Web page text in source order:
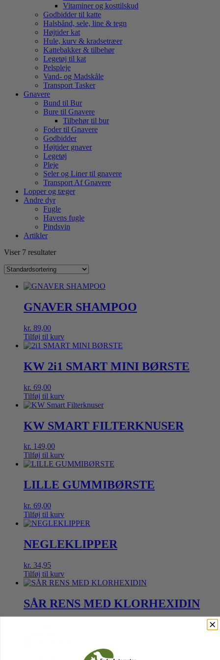
Vitaminer og kosttilskud
Godbidder til katte
Halsbånd, sele, line & tegn
Højtider kat
Hule, kurv & kradsetræer
Kattebakker & tilbehør
Legetøj til kat
Pelspleje
Vand- og Madskåle
Transport Tasker
Gnavere
Bund til Bur
Bure til Gnavere
Tilbehør til bur
Foder til Gnavere
Godbidder
Højtider gnaver
Legetøj
Pleje
Seler og Liner til gnavere
Transport Af Gnavere
Lopper og tæger
Andre dyr
Fugle
Havens fugle
Pindsvin
Artikler
Viser 7 resultater
GNAVER SHAMPOO
kr. 89,00
Tilføj til kurv
KW 2i1 SMART MINI BØRSTE
kr. 69,00
Tilføj til kurv
KW SMART FILTERKNUSER
kr. 149,00
Tilføj til kurv
LILLE GUMMIBØRSTE
kr. 69,00
Tilføj til kurv
NEGLEKLIPPER
kr. 34,95
Tilføj til kurv
SÅR RENS MED KLORHEXIDIN